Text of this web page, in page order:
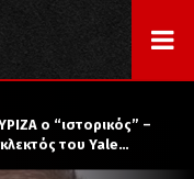
ο “ιστορικός” –
του Yale…